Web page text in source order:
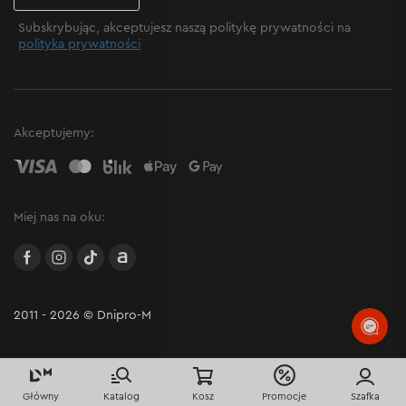
Subskrybując, akceptujesz naszą politykę prywatności na
polityka prywatności
2011 - 2026 © Dnipro-M
Akceptujemy:
Miej nas na oku:
facebookinstagramTikTokAllegro
Główny Katalog Kosz Promocje Szafka